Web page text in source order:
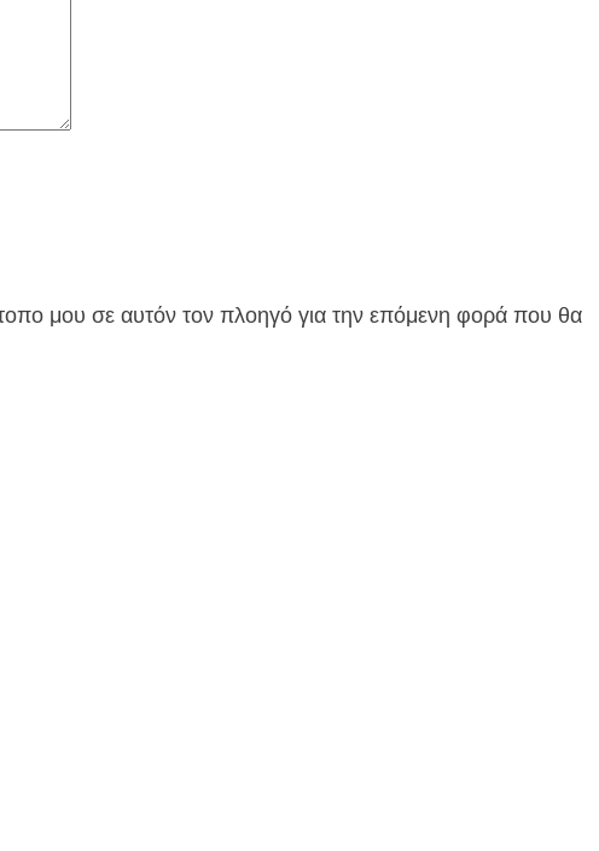
μου σε αυτόν τον πλοηγό για την επόμενη φορά που θα